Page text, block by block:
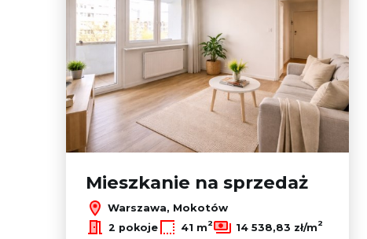
Mieszkanie na sprzedaż
Warszawa, Mokotów
2 pokoje 41 m2 14 538,83 zł/m2